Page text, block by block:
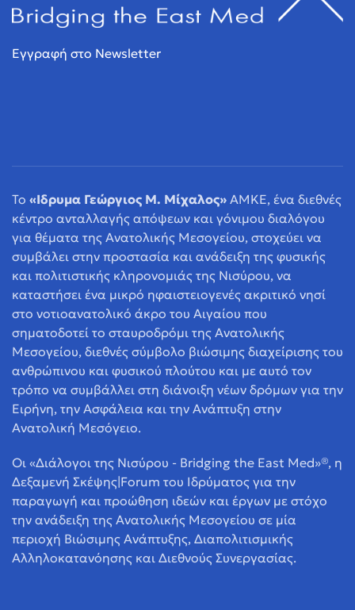
Εγγραφή στο Newsletter
Το «Ιδρυμα Γεώργιος Μ. Μίχαλος» ΑΜΚΕ, ένα διεθνές
κέντρο ανταλλαγής απόψεων και γόνιμου διαλόγου
για θέματα της Ανατολικής Μεσογείου, στοχεύει να
συμβάλει στην προστασία και ανάδειξη της φυσικής
και πολιτιστικής κληρονομιάς της Νισύρου, να
καταστήσει ένα μικρό ηφαιστειογενές ακριτικό νησί
στο νοτιοανατολικό άκρο του Αιγαίου που
σηματοδοτεί το σταυροδρόμι της Ανατολικής
Μεσογείου, διεθνές σύμβολο βιώσιμης διαχείρισης του
ανθρώπινου και φυσικού πλούτου και με αυτό τον
τρόπο να συμβάλλει στη διάνοιξη νέων δρόμων για την
Ειρήνη, την Ασφάλεια και την Ανάπτυξη στην
Ανατολική Μεσόγειο.
Οι «Διάλογοι της Νισύρου - Bridging the East Med»®, η
Δεξαμενή Σκέψης|Forum του Ιδρύματος για την
παραγωγή και προώθηση ιδεών και έργων με στόχο
την ανάδειξη της Ανατολικής Μεσογείου σε μία
περιοχή Βιώσιμης Ανάπτυξης, Διαπολιτισμικής
Αλληλοκατανόησης και Διεθνούς Συνεργασίας.